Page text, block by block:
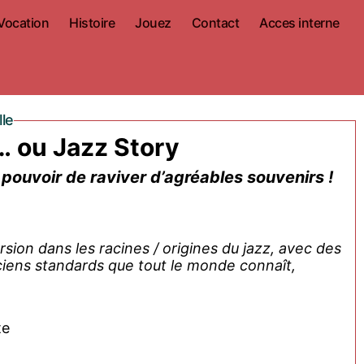
Histoire Jouez Contact Acces interne
ou Jazz Story
de raviver d’agréables souvenirs !
dans les racines / origines du jazz, avec des
standards que tout le monde connaît,